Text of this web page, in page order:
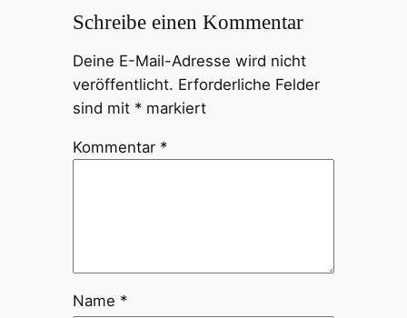
Schreibe einen Kommentar
Deine E-Mail-Adresse wird nicht
veröffentlicht. Erforderliche Felder
sind mit *markiert
Kommentar *
Name *